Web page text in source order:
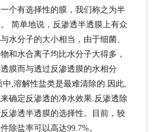
个有选择性的膜，我们称之为半
简单地说，反渗透半透膜上有众
水分子的大小相当，由于细菌、
和水合离子均比水分子大得多，
膜而与透过反渗透膜的水相分
中,溶解性盐类是最难清除的. 因此,
确定反渗透的净水效果.反渗透除
渗透半透膜的选择性。目前，较
除盐率可以高达99.7%。